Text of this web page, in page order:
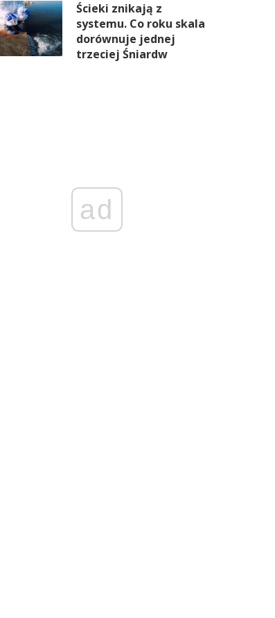
Ścieki znikają z
systemu. Co roku skala
dorównuje jednej
trzeciej Śniardw
ad